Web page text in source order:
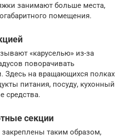
занимают больше места,
помещения.
«каруселью» из-за
поворачивать
Здесь на вращающихся полках
питания, посуду, кухонный
средства.
секции
таким образом,